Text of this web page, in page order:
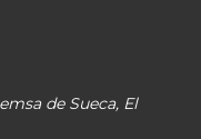
de Sueca, El